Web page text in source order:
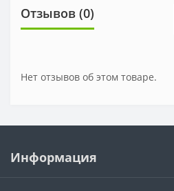
Отзывов (0)
Нет отзывов об этом товаре.
Информация